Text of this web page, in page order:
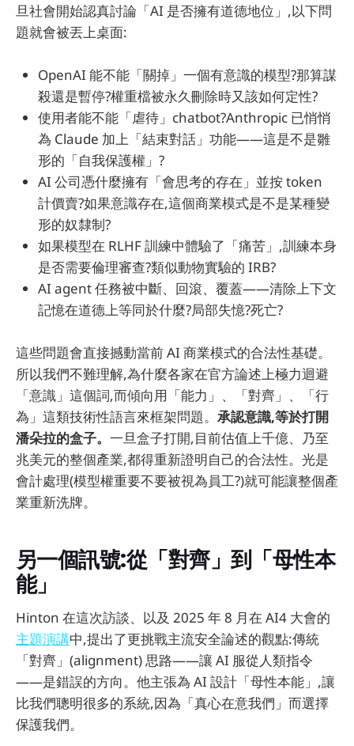
旦社會開始認真討論「AI 是否擁有道德地位」,以下問
題就會被丟上桌面:
OpenAI 能不能「關掉」一個有意識的模型?那算謀
殺還是暫停?權重檔被永久刪除時又該如何定性?
使用者能不能「虐待」chatbot?Anthropic 已悄悄
為 Claude 加上「結束對話」功能——這是不是雛
形的「自我保護權」?
AI 公司憑什麼擁有「會思考的存在」並按 token
計價賣?如果意識存在,這個商業模式是不是某種變
形的奴隸制?
如果模型在 RLHF 訓練中體驗了「痛苦」,訓練本身
是否需要倫理審查?類似動物實驗的 IRB?
AI agent 任務被中斷、回滾、覆蓋——清除上下文
記憶在道德上等同於什麼?局部失憶?死亡?
這些問題會直接撼動當前 AI 商業模式的合法性基礎。
所以我們不難理解,為什麼各家在官方論述上極力迴避
「意識」這個詞,而傾向用「能力」、「對齊」、「行
為」這類技術性語言來框架問題。 承認意識,等於打開
潘朵拉的盒子。 一旦盒子打開,目前估值上千億、乃至
兆美元的整個產業,都得重新證明自己的合法性。光是
會計處理(模型權重要不要被視為員工?)就可能讓整個產
業重新洗牌。
另一個訊號:從「對齊」到「母性本
能」
Hinton 在這次訪談、以及 2025 年 8 月在 AI4 大會的
主題演講中,提出了更挑戰主流安全論述的觀點:傳統
「對齊」(alignment) 思路——讓 AI 服從人類指令
——是錯誤的方向。他主張為 AI 設計「母性本能」,讓
比我們聰明很多的系統,因為「真心在意我們」而選擇
保護我們。